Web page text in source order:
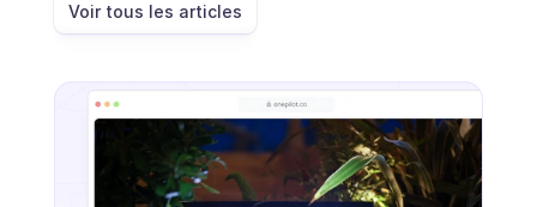
Voir tous les articles